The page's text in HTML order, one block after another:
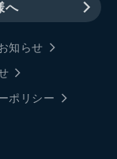
へ
知らせ
ポリシー